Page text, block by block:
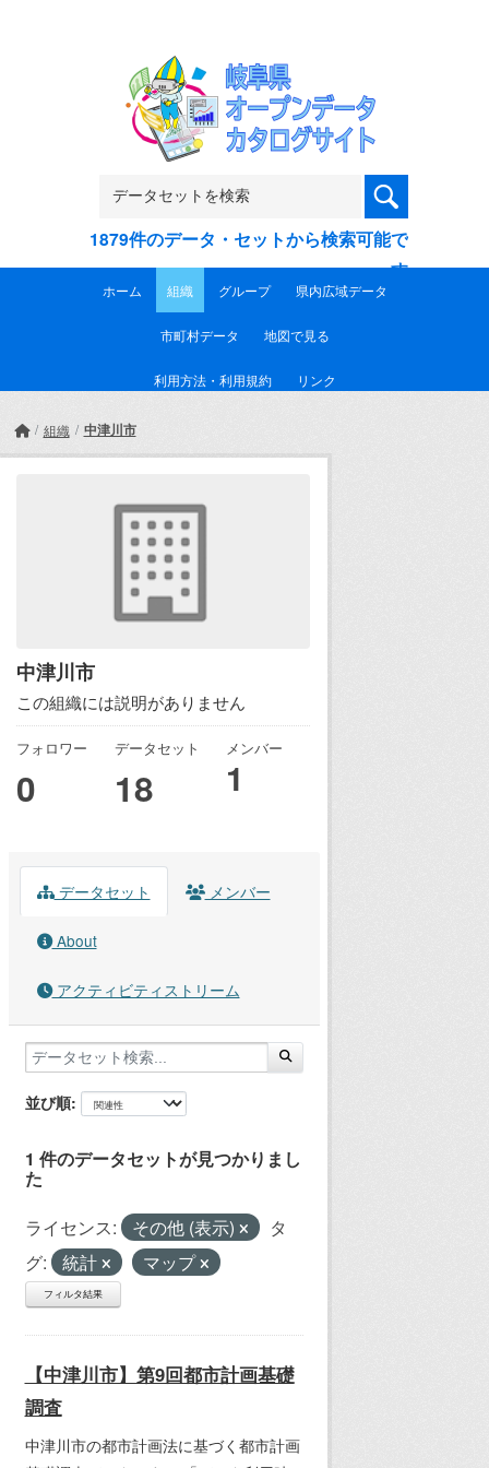
1879件のデータ・セットから検索可能で
す
ホーム 組織 グループ 県内広域データ
市町村データ 地図で見る
利用方法・利用規約 リンク
組織 中津川市
中津川市
この組織には説明がありません
フォロワー
0
データセット
18
メンバー
1
データセット メンバー
About
アクティビティストリーム
並び順
1 件のデータセットが見つかりまし
た
ライセンス: その他 (表示)
タ
グ:
統計 マップ
フィルタ結果
【中津川市】第9回都市計画基礎
調査
中津川市の都市計画法に基づく都市計画